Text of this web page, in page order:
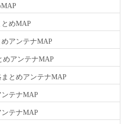
めMAP
アンテナMAP
アンテナMAP
とめアンテナMAP
テナMAP
テナMAP